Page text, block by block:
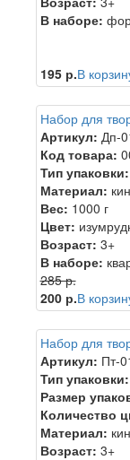
В наборе:
195 р.В
Набор для
Артикул: Дп-
Код товара:
Тип упаковки:
Материал:
Вес: 1000 г
Цвет:
Возраст: 3+
В наборе:
285 р.
200 р.В
Набор для
Артикул: Пт-
Тип упаковки:
Размер
Количество
Материал:
Возраст: 3+